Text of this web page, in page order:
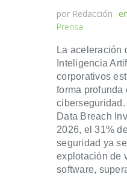
por Redacción en
Prensa
La aceleración
Inteligencia
corporativos
forma profunda
Data Breach
2026, el 31%
seguridad ya
explotación de
software,